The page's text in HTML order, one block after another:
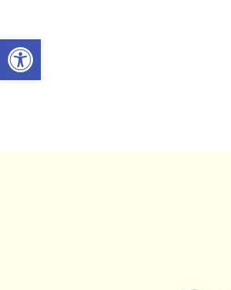
Abrir a barra de